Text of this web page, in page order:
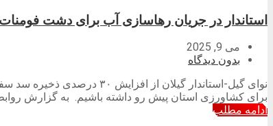
استاندار در جریان رهاسازی آب برای دشت فومنات، خبر داد: عدم افزایش ۳۰ درصدی ذخیره سد سفیدرود در
می 9, 2025
بدون دیدگاه
نوای گیل-استاندار
برای کشاورزی استان پیش رو داشته باشیم. به گزارش
ادامه مطلب